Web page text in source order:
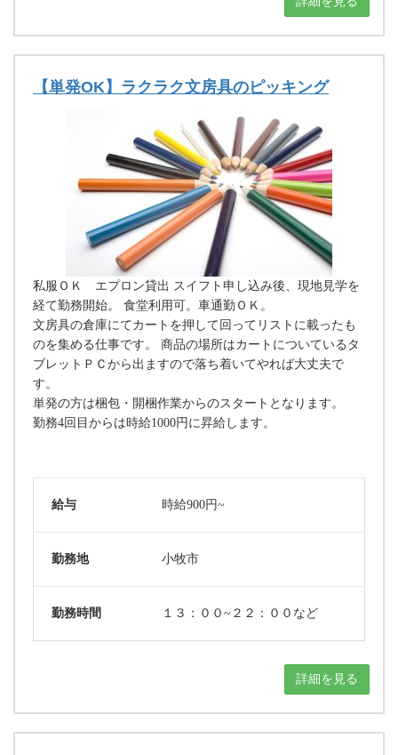
【単発OK】ラクラク文房具のピッキング
私服ＯＫ エプロン貸出 スイフト申し込み後、現地見学を
経て勤務開始。 食堂利用可。車通勤ＯＫ。
文房具の倉庫にてカートを押して回ってリストに載ったも
のを集める仕事です。 商品の場所はカートについているタ
ブレットＰＣから出ますので落ち着いてやれば大丈夫で
す。
単発の方は梱包・開梱作業からのスタートとなります。
勤務4回目からは時給1000円に昇給します。
給与 時給900円~
勤務地 小牧市
勤務時間 １３：００~２２：００など
詳細を見る